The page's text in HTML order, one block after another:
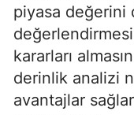
piyasa değerini
kararları
derinlik analizi
avantajlar